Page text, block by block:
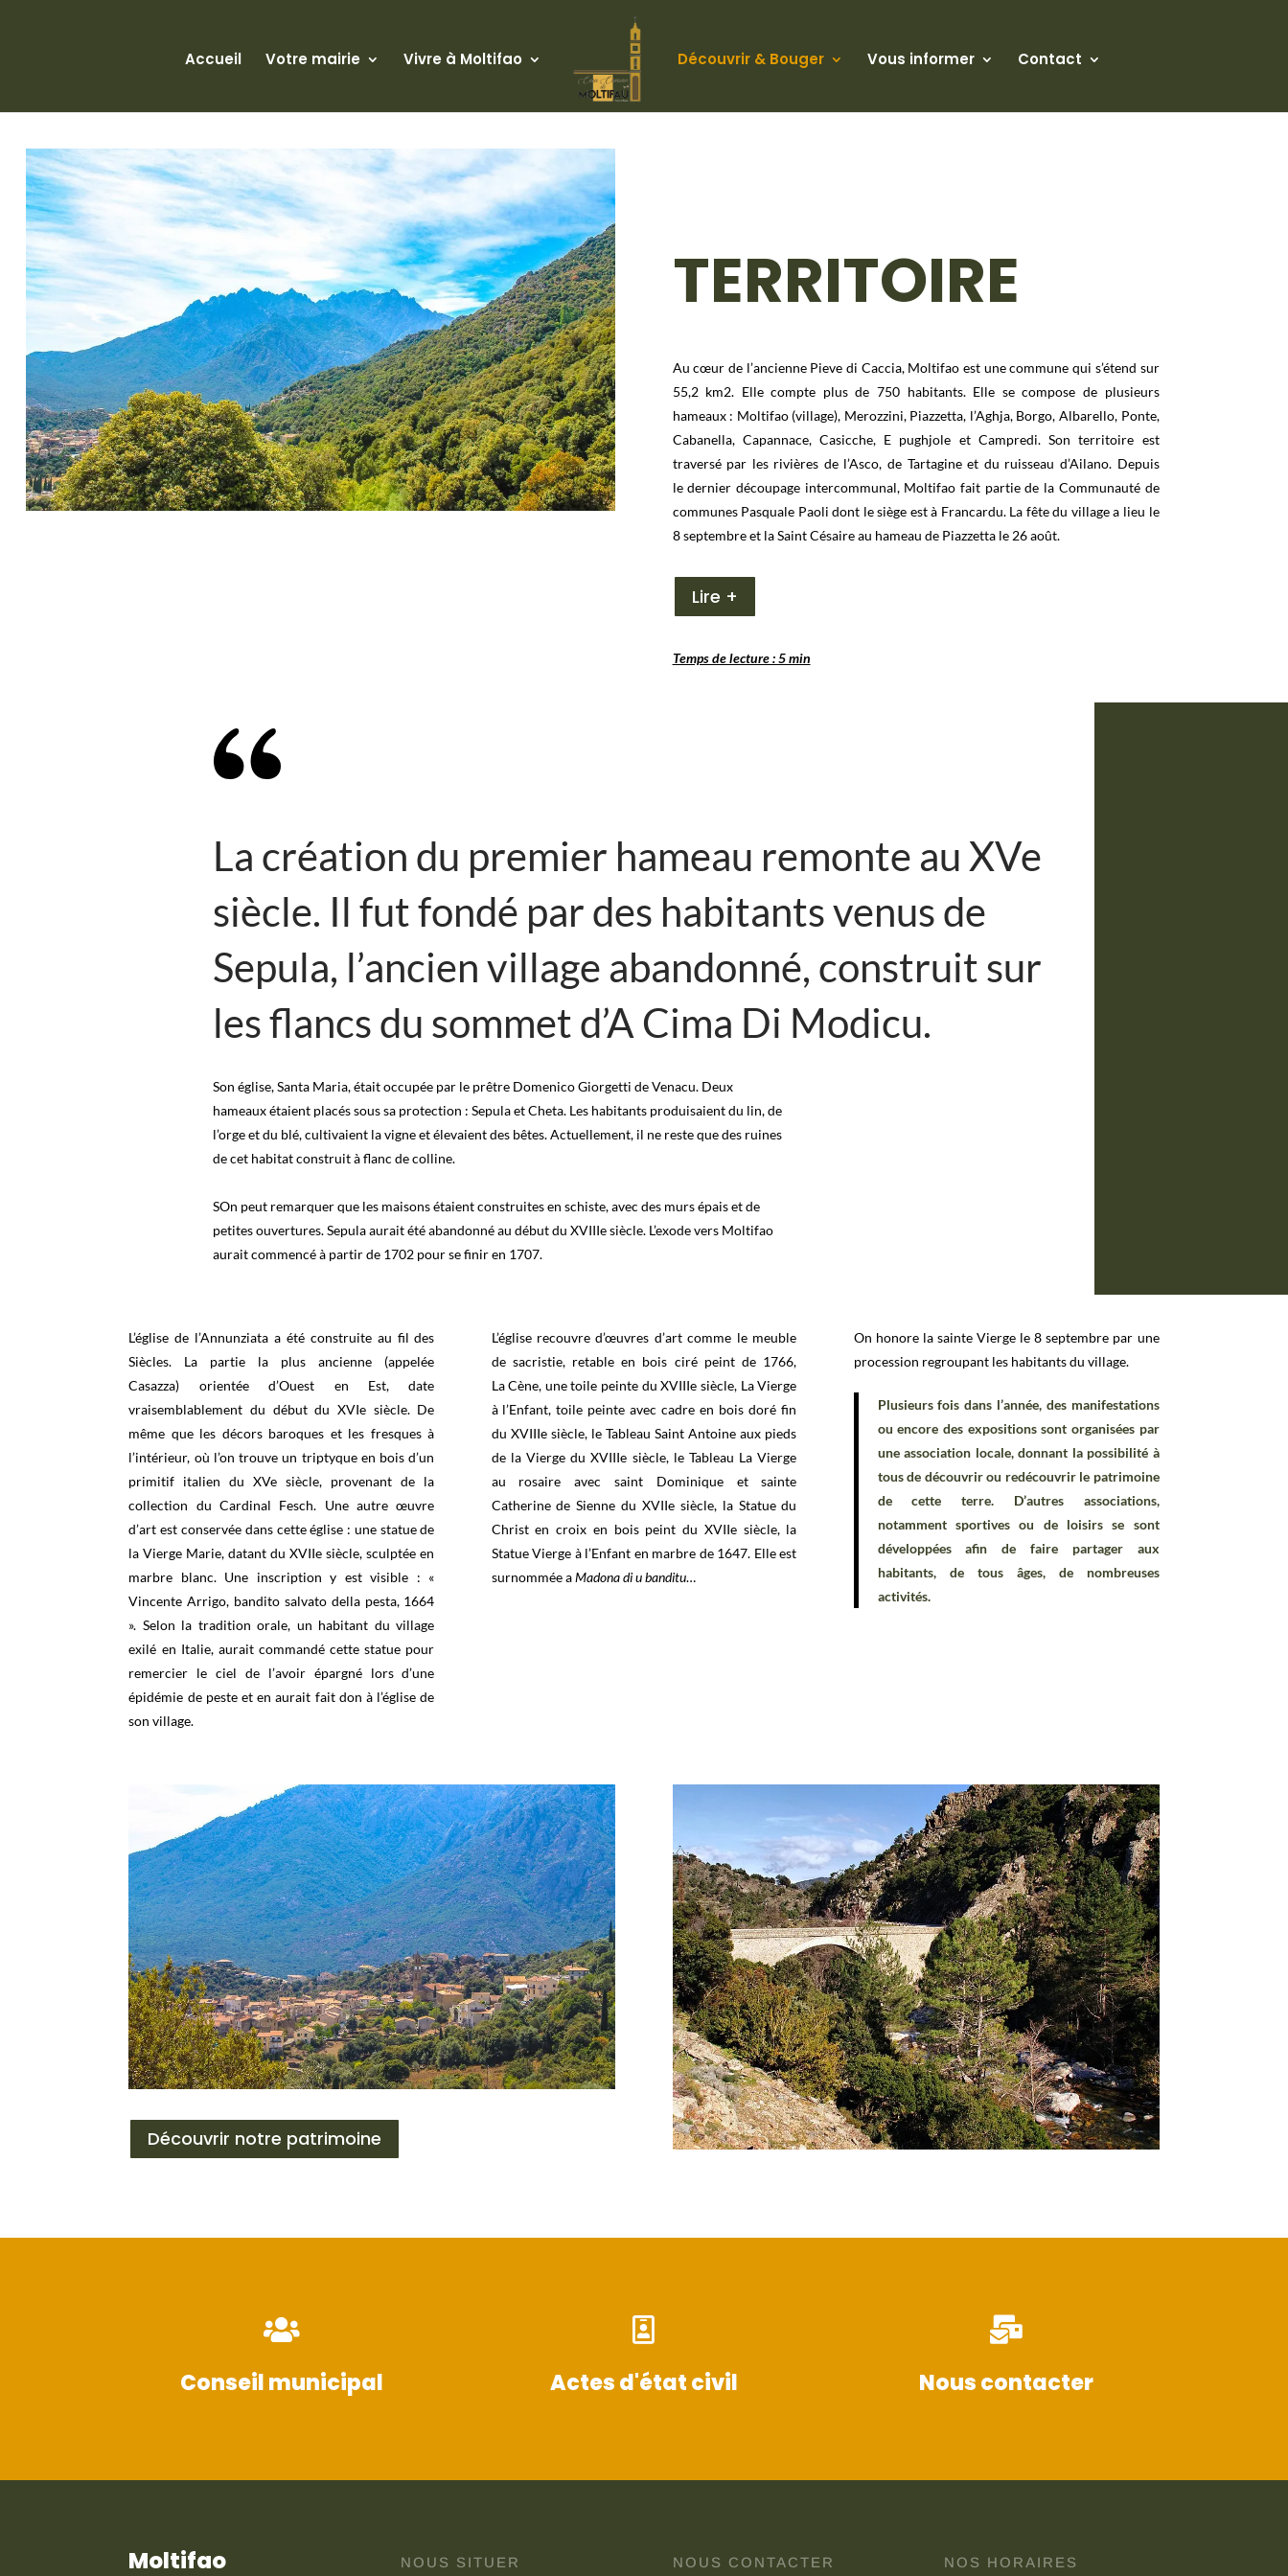
Accueil Votre mairie Vivre à Moltifao Découvrir & Bouger Vous informer Contact
TERRITOIRE
Au cœur de l’ancienne Pieve di Caccia, Moltifao est une commune qui s’étend sur
55,2 km2. Elle compte plus de 750 habitants. Elle se compose de plusieurs
hameaux : Moltifao (village), Merozzini, Piazzetta, l’Aghja, Borgo, Albarello, Ponte,
Cabanella, Capannace, Casicche, E pughjole et Campredi. Son territoire est
traversé par les rivières de l’Asco, de Tartagine et du ruisseau d’Ailano. Depuis
le dernier découpage intercommunal, Moltifao fait partie de la Communauté de
communes Pasquale Paoli dont le siège est à Francardu. La fête du village a lieu le
8 septembre et la Saint Césaire au hameau de Piazzetta le 26 août.
Lire +
Temps de lecture : 5 min
La création du premier hameau remonte au XVe
siècle. Il fut fondé par des habitants venus de
Sepula, l’ancien village abandonné, construit sur
les flancs du sommet d’A Cima Di Modicu.
Son église, Santa Maria, était occupée par le prêtre Domenico Giorgetti de Venacu. Deux
hameaux étaient placés sous sa protection : Sepula et Cheta. Les habitants produisaient du lin, de
l’orge et du blé, cultivaient la vigne et élevaient des bêtes. Actuellement, il ne reste que des ruines
de cet habitat construit à flanc de colline.
SOn peut remarquer que les maisons étaient construites en schiste, avec des murs épais et de
petites ouvertures. Sepula aurait été abandonné au début du XVIIIe siècle. L’exode vers Moltifao
aurait commencé à partir de 1702 pour se finir en 1707.
L’église de l’Annunziata a été construite au fil des
Siècles. La partie la plus ancienne (appelée
Casazza) orientée d’Ouest en Est, date
vraisemblablement du début du XVIe siècle. De
même que les décors baroques et les fresques à
l’intérieur, où l’on trouve un triptyque en bois d’un
primitif italien du XVe siècle, provenant de la
collection du Cardinal Fesch. Une autre œuvre
d’art est conservée dans cette église : une statue de
la Vierge Marie, datant du XVIIe siècle, sculptée en
marbre blanc. Une inscription y est visible : «
Vincente Arrigo, bandito salvato della pesta, 1664
». Selon la tradition orale, un habitant du village
exilé en Italie, aurait commandé cette statue pour
remercier le ciel de l’avoir épargné lors d’une
épidémie de peste et en aurait fait don à l’église de
son village.
L’église recouvre d’œuvres d’art comme le meuble
de sacristie, retable en bois ciré peint de 1766,
La Cène, une toile peinte du XVIIIe siècle, La Vierge
à l’Enfant, toile peinte avec cadre en bois doré fin
du XVIIIe siècle, le Tableau Saint Antoine aux pieds
de la Vierge du XVIIIe siècle, le Tableau La Vierge
au rosaire avec saint Dominique et sainte
Catherine de Sienne du XVIIe siècle, la Statue du
Christ en croix en bois peint du XVIIe siècle, la
Statue Vierge à l’Enfant en marbre de 1647. Elle est
surnommée aMadona di u banditu…
On honore la sainte Vierge le 8 septembre par une
procession regroupant les habitants du village.
Plusieurs fois dans l’année, des manifestations
ou encore des expositions sont organisées par
une association locale, donnant la possibilité à
tous de découvrir ou redécouvrir le patrimoine
de cette terre. D’autres associations,
notamment sportives ou de loisirs se sont
développées afin de faire partager aux
habitants, de tous âges, de nombreuses
activités.
Découvrir notre patrimoine

Conseil municipal

Actes d'état civil

Nous contacter
Moltifao NOUS SITUER NOUS CONTACTER NOS HORAIRES